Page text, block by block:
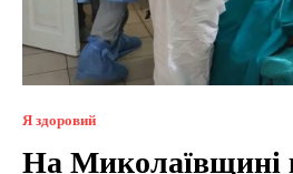
Я здоровий
На Миколаївщині